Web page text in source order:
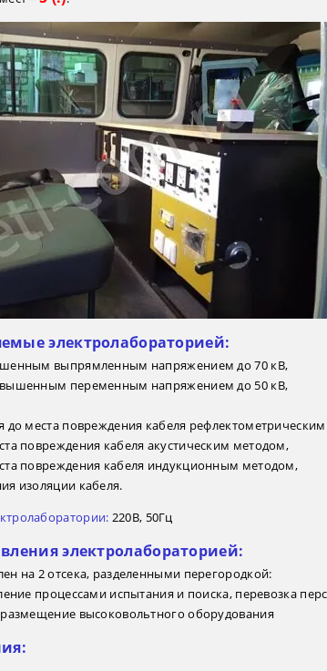
электролабораторией:
выпрямленным напряжением до 70 кВ,
переменным напряжением до 50 кВ,
до места повреждения кабеля
повреждения кабеля акустическим методом,
повреждения кабеля индукционным методом,
изоляции кабеля.
220В, 50Гц
электролабораторией:
на 2 отсека, разделенными перегородкой:
процессами испытания и поиска, перевозка
высоковольтного оборудования